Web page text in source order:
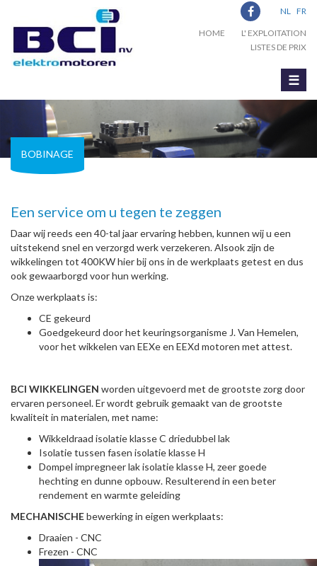
NL FR
HOME
L' EXPLOITATION
LISTES DE PRIX
☰
BOBINAGE
Een service om u tegen te zeggen
Daar wij reeds een 40-tal jaar ervaring hebben, kunnen wij u een
uitstekend snel en verzorgd werk verzekeren. Alsook zijn de
wikkelingen tot 400KW hier bij ons in de werkplaats getest en dus
ook gewaarborgd voor hun werking.
Onze werkplaats is:
CE gekeurd
Goedgekeurd door het keuringsorganisme J. Van Hemelen,
voor het wikkelen van EEXe en EEXd motoren met attest.
BCI WIKKELINGEN worden uitgevoerd met de grootste zorg door
ervaren personeel. Er wordt gebruik gemaakt van de grootste
kwaliteit in materialen, met name:
Wikkeldraad isolatie klasse C driedubbel lak
Isolatie tussen fasen isolatie klasse H
Dompel impregneer lak isolatie klasse H, zeer goede
hechting en dunne opbouw. Resulterend in een beter
rendement en warmte geleiding
MECHANISCHEbewerking in eigen werkplaats:
Draaien - CNC
Frezen - CNC